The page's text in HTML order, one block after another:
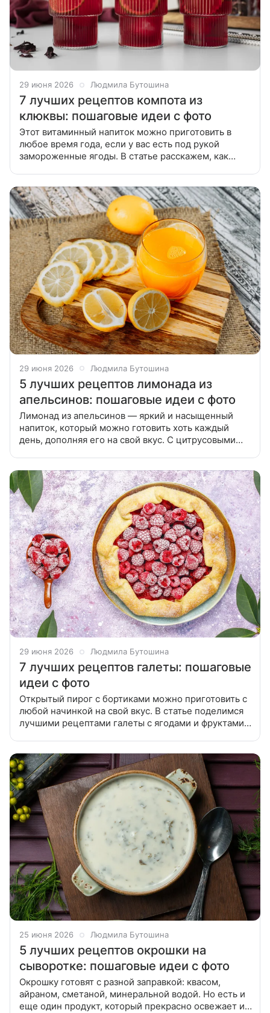
29 июня 2026 Людмила Бутошина
7 лучших рецептов компота из
клюквы: пошаговые идеи с фото
Этот витаминный напиток можно приготовить в
любое время года, если у вас есть под рукой
замороженные ягоды. В статье расскажем, как
29 июня 2026 Людмила Бутошина
5 лучших рецептов лимонада из
апельсинов: пошаговые идеи с фото
Лимонад из апельсинов — яркий и насыщенный
напиток, который можно готовить хоть каждый
день, дополняя его на свой вкус. С цитрусовыми
29 июня 2026 Людмила Бутошина
7 лучших рецептов галеты: пошаговые
идеи с фото
Открытый пирог с бортиками можно приготовить с
любой начинкой на свой вкус. В статье поделимся
лучшими рецептами галеты с ягодами и фруктами.
25 июня 2026 Людмила Бутошина
5 лучших рецептов окрошки на
сыворотке: пошаговые идеи с фото
Окрошку готовят с разной заправкой: квасом,
айраном, сметаной, минеральной водой. Но есть и
еще один продукт, который прекрасно освежает и